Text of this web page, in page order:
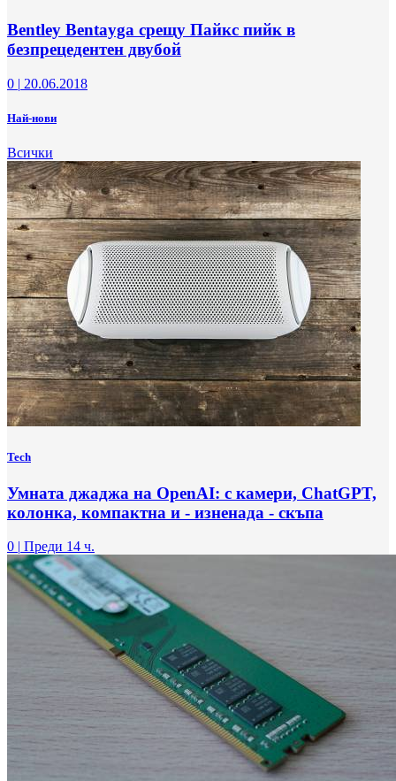
Bentley Bentayga срещу Пайкс пийк в
безпрецедентен двубой
0 | 20.06.2018
Най-нови
Всички
Tech
Умната джаджа на OpenAI: с камери, ChatGPT,
колонка, компактна и - изненада - скъпа
0 | Преди 14 ч.